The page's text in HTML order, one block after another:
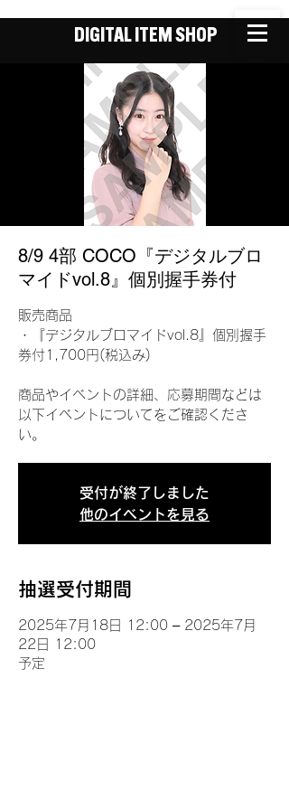
DIGITAL ITEM SHOP
8/9 4部 COCO『デジタルブロ
マイドvol.8』個別握手券付
販売商品
・『デジタルブロマイドvol.8』個別握手
券付1,700円(税込み)
商品やイベントの詳細、応募期間などは
以下イベントについてをご確認くださ
い。
受付が終了しました
他のイベントを見る
抽選受付期間
2025年7月18日 12:00 – 2025年7月
22日 12:00
予定